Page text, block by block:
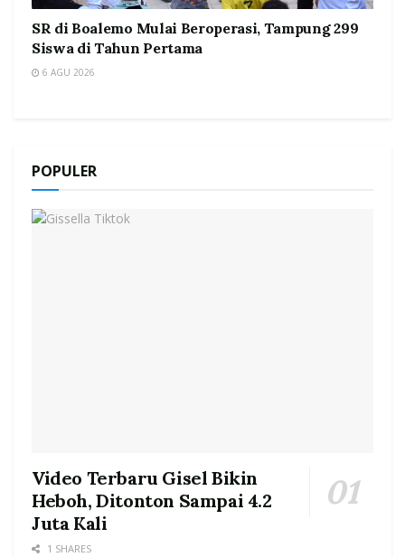
SR di Boalemo Mulai Beroperasi, Tampung 299
Siswa di Tahun Pertama
6 AGU 2026
POPULER
Video Terbaru Gisel Bikin
Heboh, Ditonton Sampai 4.2
Juta Kali
1 SHARES